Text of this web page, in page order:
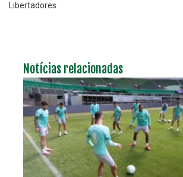
Libertadores.
Notícias relacionadas